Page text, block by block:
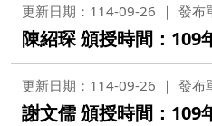
更新日期：114-09-26 發布
陳紹琛 頒授時間：109
更新日期：114-09-26 發布
謝文儒 頒授時間：109